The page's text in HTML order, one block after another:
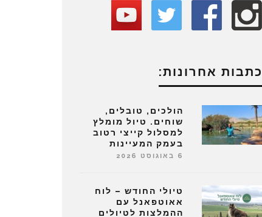
כתבות אחרונות:
הולכים, טובלים,
שוחים. טיול מומלץ
למסלול קייצי רטוב
בעמק המעיינות
6 באוגוסט 2026
טיולי החודש – לוח
אאוטפאנל עם
ההמלצות לטיולים